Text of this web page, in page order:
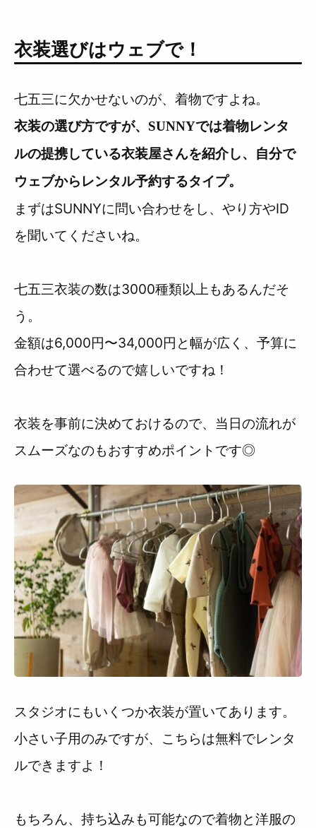
衣装選びはウェブで！
七五三に欠かせないのが、着物ですよね。
衣装の選び方ですが、SUNNYでは着物レンタ
ルの提携している衣装屋さんを紹介し、自分で
ウェブからレンタル予約するタイプ。
まずはSUNNYに問い合わせをし、やり方やID
を聞いてくださいね。
七五三衣装の数は3000種類以上もあるんだそ
う。
金額は6,000円〜34,000円と幅が広く、予算に
合わせて選べるので嬉しいですね！
衣装を事前に決めておけるので、当日の流れが
スムーズなのもおすすめポイントです◎
スタジオにもいくつか衣装が置いてあります。
小さい子用のみですが、こちらは無料でレンタ
ルできますよ！
もちろん、持ち込みも可能なので着物と洋服の